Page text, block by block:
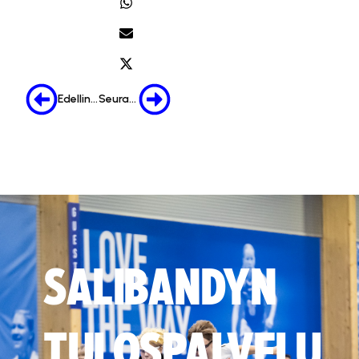
Edellinen Seuraava
SALIBANDYN